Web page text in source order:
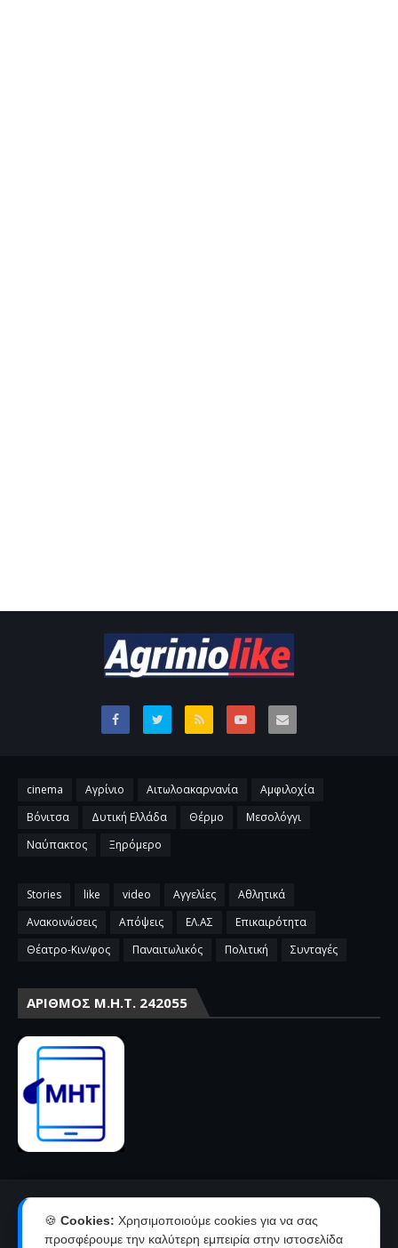
cinema Αγρίνιο Αιτωλοακαρνανία
Αμφιλοχία
Βόνιτσα
Δυτική Ελλάδα Θέρμο
Μεσολόγγι
Ναύπακτος
Ξηρόμερο
Stories like video Αγγελίες
Αθλητικά
Ανακοινώσεις
Απόψεις ΕΛ.ΑΣ
Επικαιρότητα
Θέατρο-Κιν/φος
Παναιτωλικός Πολιτική Συνταγές
ΑΡΙΘΜΌΣ Μ.Η.Τ. 242055
Όροι χρήσης-πολιτική απορρήτου
Ταυτότητα
🍪 Cookies: Χρησιμοποιούμε cookies για να σας
προσφέρουμε την καλύτερη εμπειρία στην ιστοσελίδα